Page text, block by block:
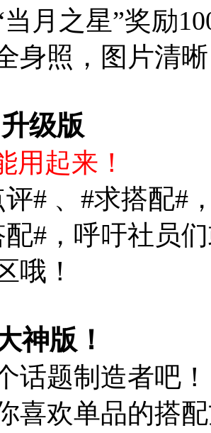
当月之星”奖励
身照，图片清
级版
用起来！
评# 、#求搭配#
配#，呼吁社员
哦！
神版！
话题制造者吧！
喜欢单品的搭